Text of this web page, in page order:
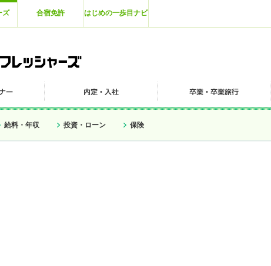
ズ 合宿免許 はじめの一歩目ナビ
給料・年収 投資・ローン 保険